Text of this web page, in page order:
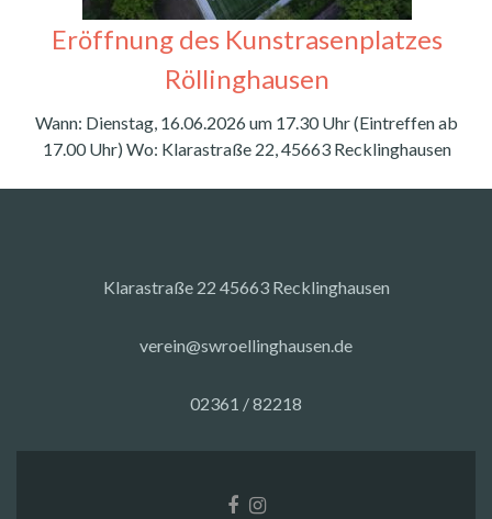
Eröffnung des Kunstrasenplatzes
Röllinghausen
Wann: Dienstag, 16.06.2026 um 17.30 Uhr (Eintreffen ab
17.00 Uhr) Wo: Klarastraße 22, 45663 Recklinghausen
Klarastraße 22 45663 Recklinghausen
verein@swroellinghausen.de
02361 / 82218
Facebook-
Instagram